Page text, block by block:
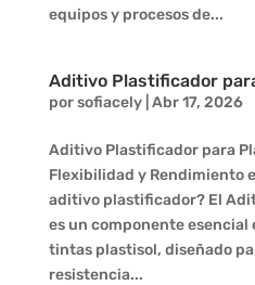
equipos y procesos de...
Aditivo Plastificador
porsofiacely| Abr 17, 2026
Aditivo Plastificador para
Flexibilidad y Rendimiento
aditivo plastificador? El
es un componente
tintas plastisol, diseñado
resistencia...